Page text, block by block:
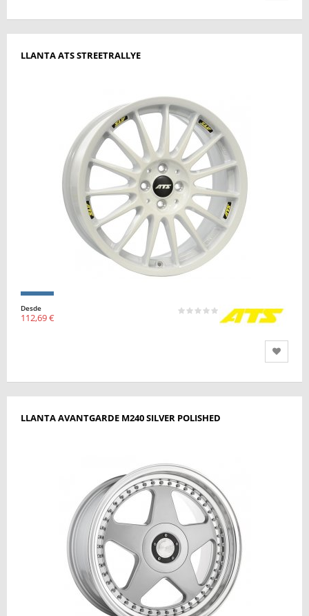
LLANTA ATS STREETRALLYE
Desde
112,69 €
LLANTA AVANTGARDE M240 SILVER POLISHED